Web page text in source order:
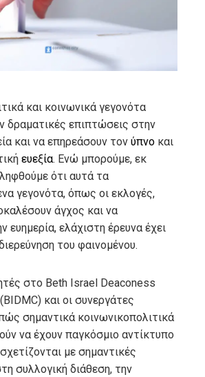
και κοινωνικά γεγονότα
δραματικές επιπτώσεις στην
και να επηρεάσουν τον ύπνο και
ευεξία. Ενώ μπορούμε, εκ
ότι αυτά τα
γεγονότα, όπως οι εκλογές,
άγχος και να
ευημερία, ελάχιστη έρευνα έχει
του φαινομένου.
στο Beth Israel Deaconess
και οι συνεργάτες
σημαντικά κοινωνικοπολιτικά
να έχουν παγκόσμιο αντίκτυπο
με σημαντικές
συλλογική διάθεση, την